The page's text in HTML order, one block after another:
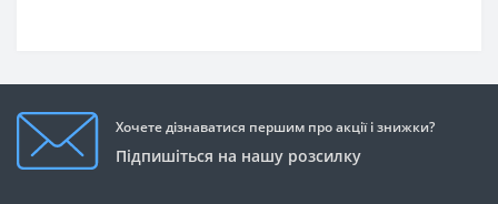
Хочете дізнаватися першим про акції і знижки?
Підпишіться на нашу розсилку